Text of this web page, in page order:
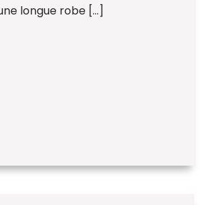
longue robe […]